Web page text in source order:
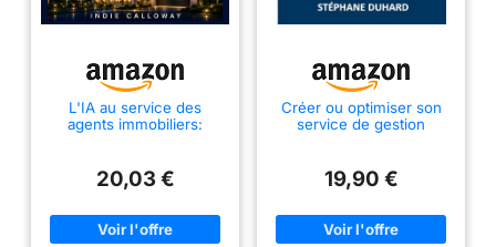
L'IA au service des
agents immobiliers:
plus d'affaires.
20,03 €
Créer ou optimiser son
service de gestion
19,90 €